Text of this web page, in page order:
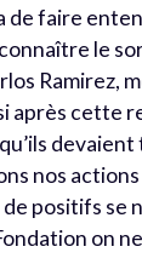
de faire
le
Ramirez,
après cette
nos actions
positifs se
on